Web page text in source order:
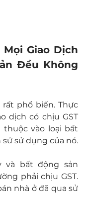
Mọi Giao Dịch
Đều Không
phổ biến. Thực
dịch có chịu GST
vào loại bất
sử sử dụng của nó.
và bất động sản
phải chịu GST.
nhà ở đã qua sử